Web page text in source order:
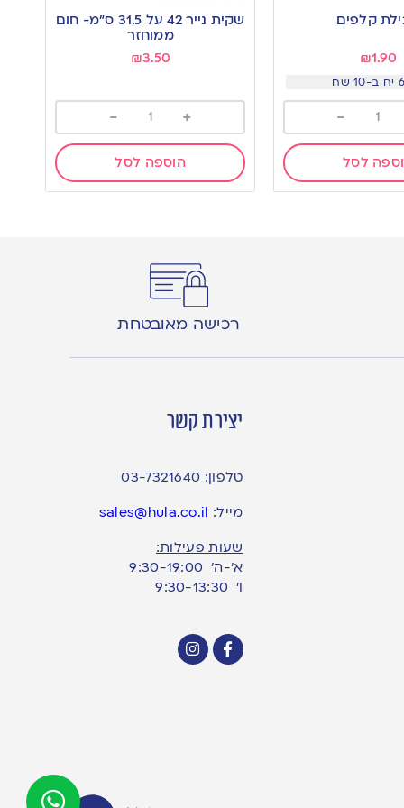
קלפים
₪1.90
-
לסל
to
wishlist
שקית נייר 42 על 31.5 ס”מ- חום
ממוחזר
₪3.50
+
-
הוספה לסל
רכישה מאובטחת
יצירת קשר
טלפון: 03-7321640
מייל: sales@hula.co.il
שעות פעילות:
א’-ה’ 9:30-19:00
ו׳ 9:30-13:30